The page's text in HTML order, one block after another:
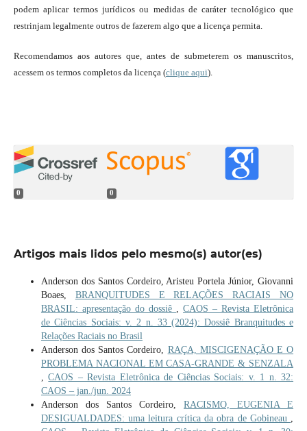
podem aplicar termos jurídicos ou medidas de caráter tecnológico que
restrinjam legalmente outros de fazerem algo que a licença permita.
Recomendamos aos autores que, antes de submeterem os manuscritos,
acessem os termos completos da licença (clique aqui).
0 0
Artigos mais lidos pelo mesmo(s) autor(es)
Anderson dos Santos Cordeiro, Aristeu Portela Júnior, Giovanni
Boaes, BRANQUITUDES E RELAÇÕES RACIAIS NO
BRASIL: apresentação do dossiê ,CAOS – Revista Eletrônica
de Ciências Sociais: v. 2 n. 33 (2024): Dossiê Branquitudes e
Relações Raciais no Brasil
Anderson dos Santos Cordeiro, RAÇA, MISCIGENAÇÃO E O
PROBLEMA NACIONAL EM CASA-GRANDE & SENZALA
,CAOS – Revista Eletrônica de Ciências Sociais: v. 1 n. 32:
CAOS – jan./jun. 2024
Anderson dos Santos Cordeiro,RACISMO, EUGENIA E
DESIGUALDADES: uma leitura crítica da obra de Gobineau ,